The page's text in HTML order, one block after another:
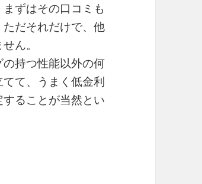
ずはその口コミも
だそれだけで、他
ん。
持つ性能以外の何
て、うまく低金利
ることが当然とい